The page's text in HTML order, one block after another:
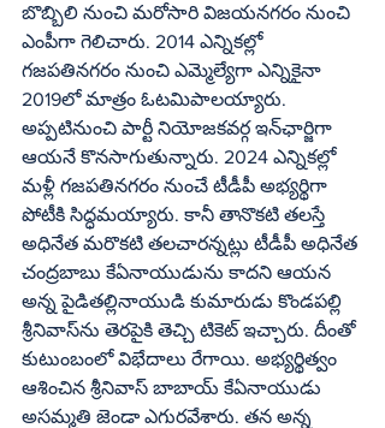
బొబ్బిలి నుంచి మరోసారి విజయనగరం నుంచి
ఎంపీగా గెలిచారు. 2014 ఎన్నికల్లో
గజపతినగరం నుంచి ఎమ్మెల్యేగా ఎన్నికైనా
2019లో మాత్రం ఓటమిపాలయ్యారు.
అప్పటినుంచి పార్టీ నియోజకవర్గ ఇన్‌ఛార్జిగా
ఆయనే కొనసాగుతున్నారు. 2024 ఎన్నికల్లో
మళ్లీ గజపతినగరం నుంచే టీడీపీ అభ్యర్థిగా
పోటీకి సిద్ధమయ్యారు. కానీ తానొకటి తలస్తే
అధినేత మరొకటి తలచారన్నట్లు టీడీపీ అధినేత
చంద్రబాబు కేఏనాయుడును కాదని ఆయన
అన్న పైడితల్లినాయుడి కుమారుడు కొండపల్లి
శ్రీనివాస్‌ను తెరపైకి తెచ్చి టికెట్‌ ఇచ్చారు. దీంతో
కుటుంబంలో విభేదాలు రేగాయి. అభ్యర్థిత్వం
ఆశించిన శ్రీనివాస్‌ బాబాయ్‌ కేఏనాయుడు
అసమ్మతి జెండా ఎగురవేశారు. తన అన్న